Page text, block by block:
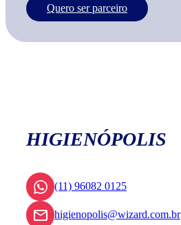
Quero ser parceiro
HIGIENÓPOLIS
(11) 96082 0125
higienopolis@wizard.com.br